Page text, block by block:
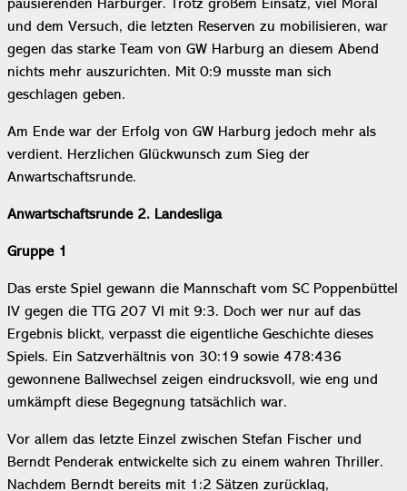
pausierenden Harburger. Trotz großem Einsatz, viel Moral
und dem Versuch, die letzten Reserven zu mobilisieren, war
gegen das starke Team von GW Harburg an diesem Abend
nichts mehr auszurichten. Mit 0:9 musste man sich
geschlagen geben.
Am Ende war der Erfolg von GW Harburg jedoch mehr als
verdient. Herzlichen Glückwunsch zum Sieg der
Anwartschaftsrunde.
Anwartschaftsrunde 2. Landesliga
Gruppe 1
Das erste Spiel gewann die Mannschaft vom SC Poppenbüttel
IV gegen die TTG 207 VI mit 9:3. Doch wer nur auf das
Ergebnis blickt, verpasst die eigentliche Geschichte dieses
Spiels. Ein Satzverhältnis von 30:19 sowie 478:436
gewonnene Ballwechsel zeigen eindrucksvoll, wie eng und
umkämpft diese Begegnung tatsächlich war.
Vor allem das letzte Einzel zwischen Stefan Fischer und
Berndt Penderak entwickelte sich zu einem wahren Thriller.
Nachdem Berndt bereits mit 1:2 Sätzen zurücklag,